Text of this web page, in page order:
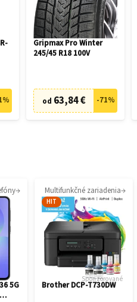
%
Gripmax Pro Winter
245/45 R18 100V
od 63,84 € -71%
5G
Multifunkčné zariadenia
HIT
Sponzorované
Brother DCP-T730DW